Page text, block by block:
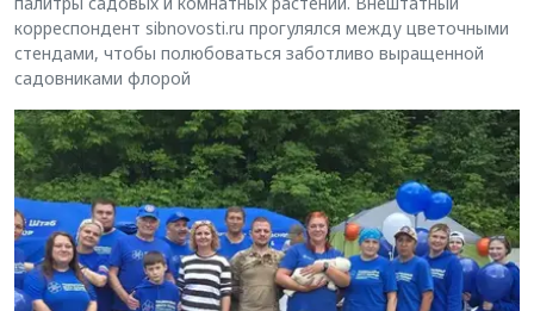
корреспондент sibnovosti.ru прогулялся между цветочными
стендами, чтобы полюбоваться заботливо выращенной
садовниками флорой